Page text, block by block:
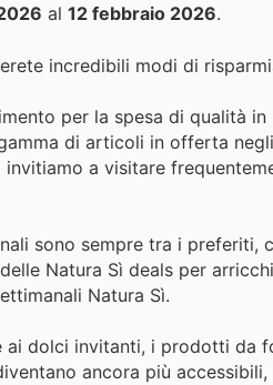
al 12 febbraio 2026.
incredibili modi di
per la spesa di qualità
di articoli in offerta
a visitare
sono sempre tra i preferiti,
Natura Sì deals per
Natura Sì.
dolci invitanti, i prodotti da
ancora più